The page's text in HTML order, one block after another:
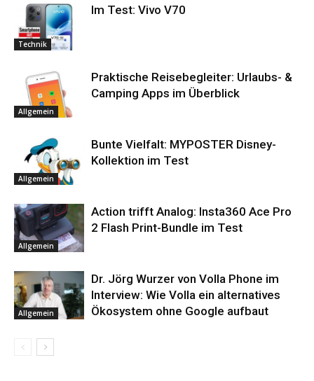
Technik
Im Test: Vivo V70
Allgemein
Praktische Reisebegleiter: Urlaubs- &
Camping Apps im Überblick
Allgemein
Bunte Vielfalt: MYPOSTER Disney-
Kollektion im Test
Allgemein
Action trifft Analog: Insta360 Ace Pro
2 Flash Print-Bundle im Test
Allgemein
Dr. Jörg Wurzer von Volla Phone im
Interview: Wie Volla ein alternatives
Ökosystem ohne Google aufbaut